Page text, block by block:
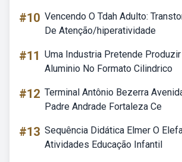
#10 Vencendo O Tdah Adulto:
De Atenção/hiperatividade
#11 Uma Industria Pretende
Aluminio No Formato Cilindrico
#12 Terminal Antônio Bezerra
Padre Andrade Fortaleza Ce
#13 Sequência Didática Elmer O
Atividades Educação Infantil